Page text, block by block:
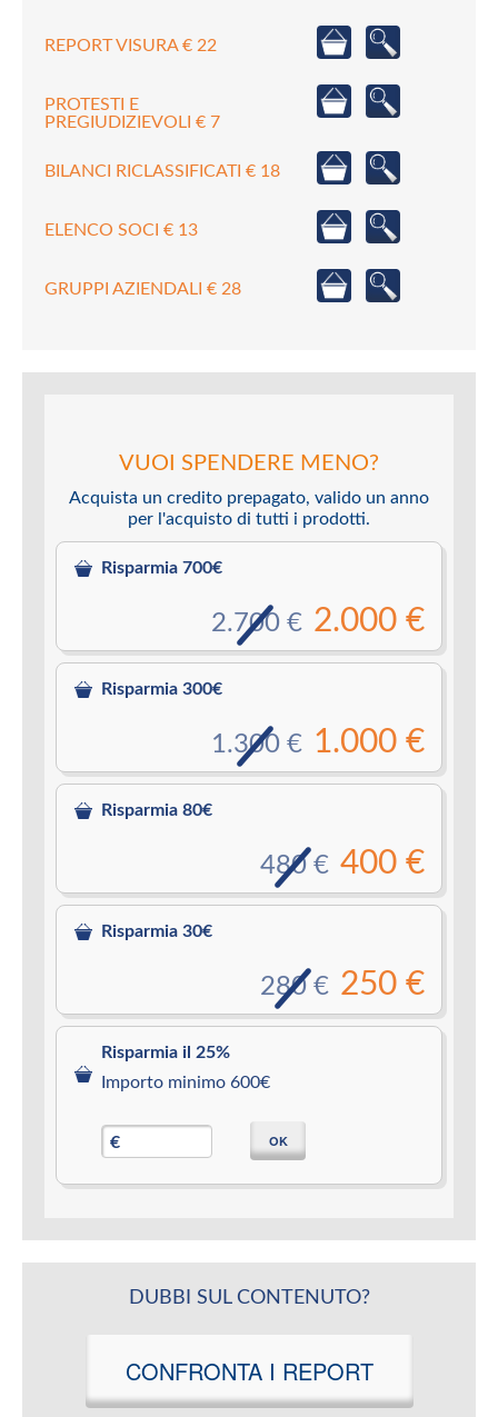
REPORT VISURA € 22
PROTESTI E
PREGIUDIZIEVOLI € 7
BILANCI RICLASSIFICATI € 18
ELENCO SOCI € 13
GRUPPI AZIENDALI € 28
VUOI SPENDERE MENO?
Acquista un credito prepagato, valido un anno
per l'acquisto di tutti i prodotti.
Risparmia 700€
2.000 €
2.700 €
Risparmia 300€
1.000 €
1.300 €
Risparmia 80€
400 €
480 €
Risparmia 30€
250 €
280 €
Risparmia il 25%
Importo minimo 600€
€ OK
DUBBI SUL CONTENUTO?
CONFRONTA I REPORT